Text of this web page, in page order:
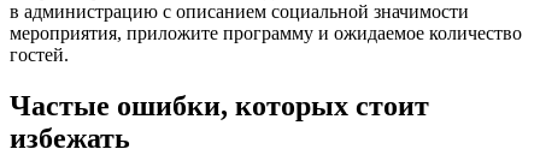
в администрацию с описанием социальной значимости
мероприятия, приложите программу и ожидаемое количество
гостей.
Частые ошибки, которых стоит
избежать